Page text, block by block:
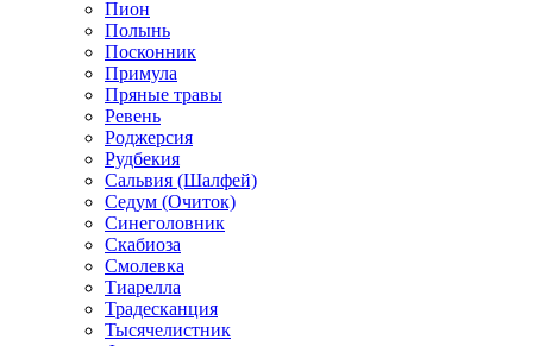
Пион
Полынь
Посконник
Примула
Пряные травы
Ревень
Роджерсия
Рудбекия
Сальвия (Шалфей)
Седум (Очиток)
Синеголовник
Скабиоза
Смолевка
Тиарелла
Традесканция
Тысячелистник